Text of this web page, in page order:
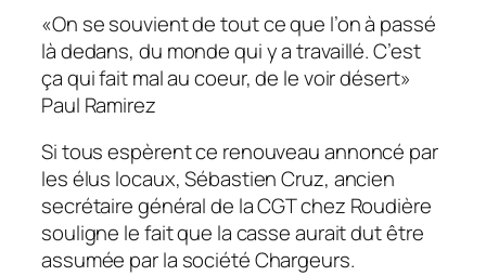
«On se souvient de tout ce que l’on à passé
là dedans, du monde qui y a travaillé. C’est
ça qui fait mal au coeur, de le voir désert»
Paul Ramirez
Si tous espèrent ce renouveau annoncé par
les élus locaux, Sébastien Cruz, ancien
secrétaire général de la CGT chez Roudière
souligne le fait que la casse aurait dut être
assumée par la société Chargeurs.